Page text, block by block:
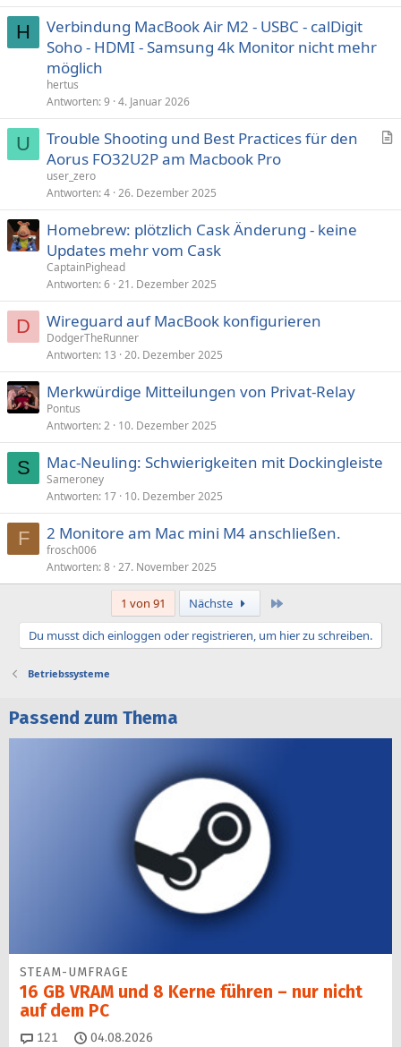
H
Verbindung MacBook Air M2 - USBC - calDigit
Soho - HDMI - Samsung 4k Monitor nicht mehr
möglich
hertus
Antworten 9 4. Januar 2026
U
k
Trouble Shooting und Best Practices für den
Aorus FO32U2P am Macbook Pro
user_zero
Antworten 4 26. Dezember 2025
Homebrew: plötzlich Cask Änderung - keine
Updates mehr vom Cask
CaptainPighead
Antworten 6 21. Dezember 2025
D Wireguard auf MacBook konfigurieren
DodgerTheRunner
Antworten 13 20. Dezember 2025
Merkwürdige Mitteilungen von Privat-Relay
Pontus
Antworten 2 10. Dezember 2025
S Mac-Neuling: Schwierigkeiten mit Dockingleiste
Sameroney
Antworten 17 10. Dezember 2025
F 2 Monitore am Mac mini M4 anschließen.
frosch006
Antworten 8 27. November 2025
1 von 91 Nächste
Du musst dich einloggen oder registrieren, um hier zu schreiben.
Betriebssysteme
Passend zum Thema
STEAM-UMFRAGE
16 GB VRAM und 8 Kerne führen – nur nicht
auf dem PC
121 Kommentare
04.08.2026